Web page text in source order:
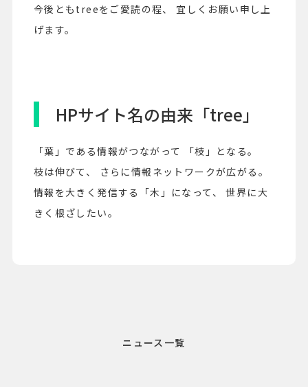
今後ともtreeをご愛読の程、 宜しくお願い申し上
げます。
HPサイト名の由来「tree」
「葉」である情報がつながって 「枝」となる。
枝は伸びて、 さらに情報ネットワークが広がる。
情報を大きく発信する「木」になって、 世界に大
きく根ざしたい。
ニュース一覧